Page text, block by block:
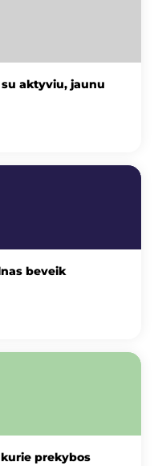
aktyviu, jaunu
beveik
prekybos